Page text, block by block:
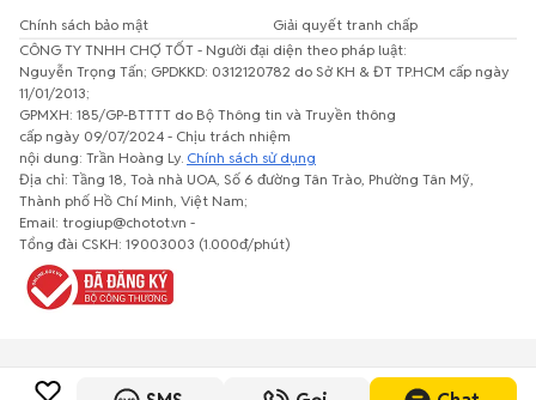
Chính sách bảo mật
Giải quyết tranh chấp
CÔNG TY TNHH CHỢ TỐT - Người đại diện theo pháp luật:
Nguyễn Trọng Tấn; GPDKKD: 0312120782 do Sở KH & ĐT TP.HCM cấp ngày
11/01/2013;
GPMXH: 185/GP-BTTTT do Bộ Thông tin và Truyền thông
cấp ngày 09/07/2024 - Chịu trách nhiệm
nội dung: Trần Hoàng Ly. Chính sách sử dụng
Địa chỉ: Tầng 18, Toà nhà UOA, Số 6 đường Tân Trào, Phường Tân Mỹ,
Thành phố Hồ Chí Minh, Việt Nam;
Email: trogiup@chotot.vn -
Tổng đài CSKH: 19003003 (1.000đ/phút)